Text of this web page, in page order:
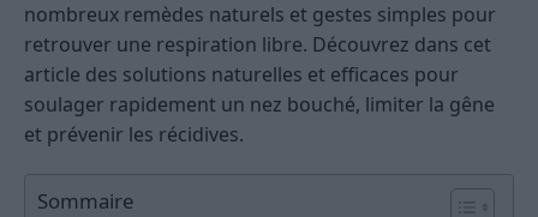
nombreux remèdes naturels et gestes simples pour
retrouver une respiration libre. Découvrez dans cet
article des solutions naturelles et efficaces pour
soulager rapidement un nez bouché, limiter la gêne
et prévenir les récidives.
Sommaire